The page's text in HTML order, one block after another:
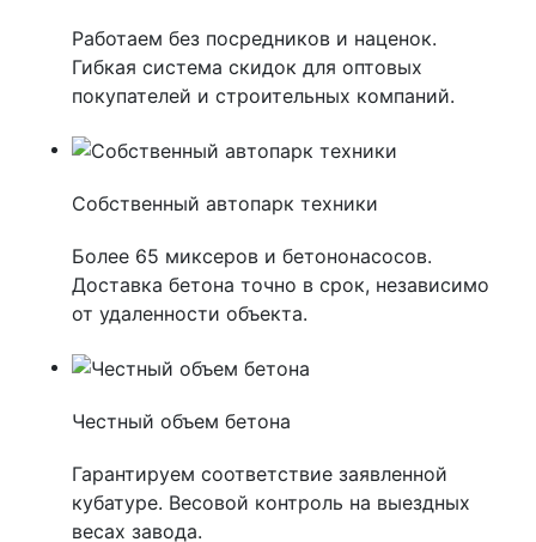
Работаем без посредников и наценок.
Гибкая система скидок для оптовых
покупателей и строительных компаний.
Собственный автопарк техники
Более 65 миксеров и бетононасосов.
Доставка бетона точно в срок, независимо
от удаленности объекта.
Честный объем бетона
Гарантируем соответствие заявленной
кубатуре. Весовой контроль на выездных
весах завода.